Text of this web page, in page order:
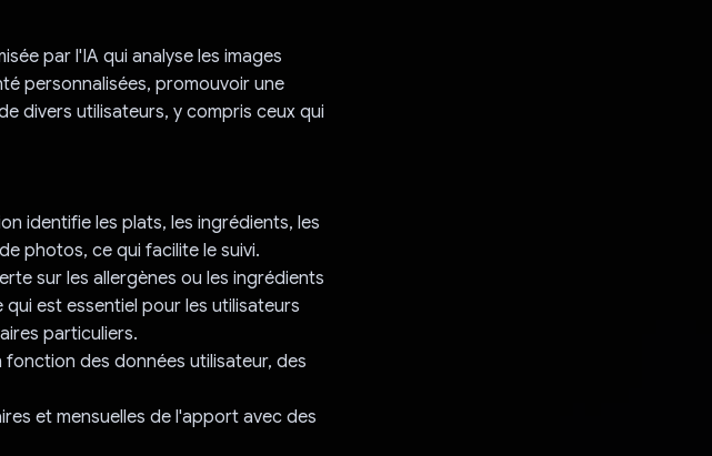
par l'IA qui analyse les images
personnalisées, promouvoir une
divers utilisateurs, y compris ceux qui
identifie les plats, les ingrédients, les
photos, ce qui facilite le suivi.
sur les allergènes ou les ingrédients
est essentiel pour les utilisateurs
particuliers.
des données utilisateur, des
et mensuelles de l'apport avec des